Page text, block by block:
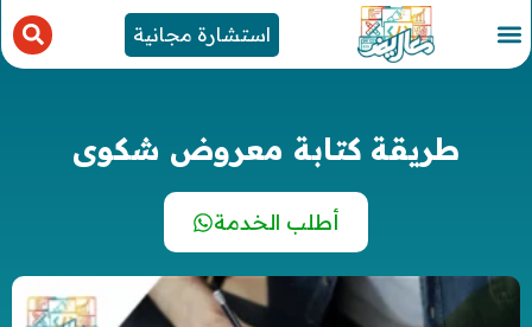
استشارة مجانية
طريقة كتابة معروض شكوى
أطلب الخدمة